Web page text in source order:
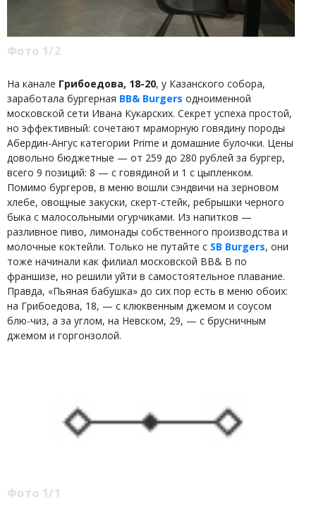
Фото 1/2
На канале Грибоедова, 18-20, у Казанского собора,
заработала бургерная BB& Burgers одноименной
московской сети Ивана Кукарских. Секрет успеха простой,
но эффективный: сочетают мраморную говядину породы
Абердин-Ангус категории Prime и домашние булочки. Цены
довольно бюджетные — от 259 до 280 рублей за бургер,
всего 9 позиций: 8 — с говядиной и 1 с цыпленком.
Помимо бургеров, в меню вошли сэндвичи на зерновом
хлебе, овощные закуски, скерт-стейк, ребрышки черного
быка с малосольными огурчиками. Из напитков —
разливное пиво, лимонады собственного производства и
молочные коктейли. Только не путайте с SB Burgers, они
тоже начинали как филиал московской BB& B по
франшизе, но решили уйти в самостоятельное плавание.
Правда, «Пьяная бабушка» до сих пор есть в меню обоих:
на Грибоедова, 18, — с клюквенным джемом и соусом
блю-чиз, а за углом, на Невском, 29, — с брусничным
джемом и горгонзолой.
Фото 1/1